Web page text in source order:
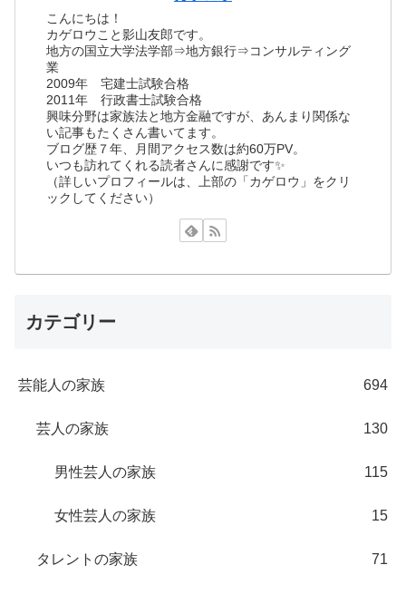
こんにちは！
カゲロウこと影山友郎です。
地方の国立大学法学部⇒地方銀行⇒コンサルティング
業
2009年 宅建士試験合格
2011年 行政書士試験合格
興味分野は家族法と地方金融ですが、あんまり関係な
い記事もたくさん書いてます。
ブログ歴７年、月間アクセス数は約60万PV。
いつも訪れてくれる読者さんに感謝です✨
（詳しいプロフィールは、上部の「カゲロウ」をクリ
ックしてください）
カテゴリー
芸能人の家族 694
芸人の家族 130
男性芸人の家族 115
女性芸人の家族 15
タレントの家族 71